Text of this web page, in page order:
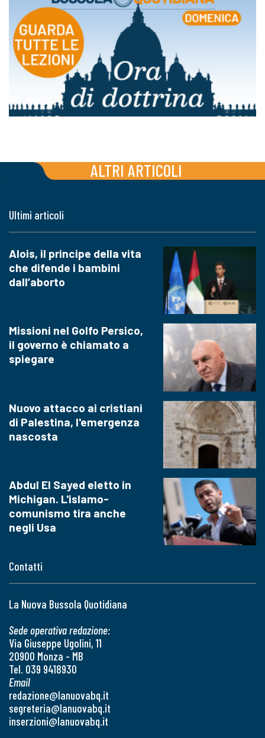
ALTRI ARTICOLI
Contatti
La Nuova Bussola Quotidiana
Sede operativa redazione:
Via Giuseppe Ugolini, 11
20900 Monza - MB
Tel. 039 9418930
Email
redazione@lanuovabq.it
segreteria@lanuovabq.it
inserzioni@lanuovabq.it
Ultimi articoli
Alois, il principe della vita
che difende i bambini
dall’aborto
Missioni nel Golfo Persico,
il governo è chiamato a
spiegare
Nuovo attacco ai cristiani
di Palestina, l'emergenza
nascosta
Abdul El Sayed eletto in
Michigan. L'islamo-
comunismo tira anche
negli Usa